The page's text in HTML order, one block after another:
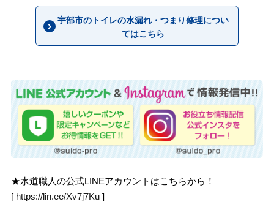
宇部市のトイレの水漏れ・つまり修理につい
てはこちら
★水道職人の公式LINEアカウントはこちらから！
[ https://lin.ee/Xv7j7Ku ]